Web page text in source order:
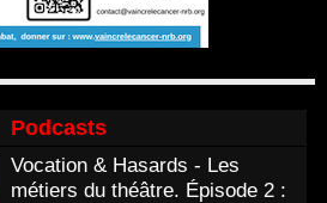
Podcasts
Vocation & Hasards - Les
métiers du théâtre. Épisode 2 :